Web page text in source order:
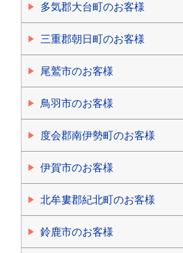
多気郡大台町のお客様
三重郡朝日町のお客様
尾鷲市のお客様
鳥羽市のお客様
度会郡南伊勢町のお客様
伊賀市のお客様
北牟婁郡紀北町のお客様
鈴鹿市のお客様